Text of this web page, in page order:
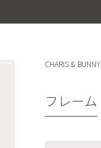
CHARIS &
フレーム